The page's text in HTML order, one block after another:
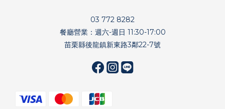
03 772 8282
餐廳營業：週六-週日 11:30-17:00
苗栗縣後龍鎮新東路3鄰22-7號